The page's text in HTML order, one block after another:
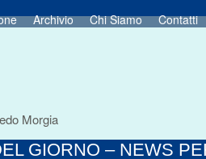
Archivio Chi Siamo Contatti
Morgia
GIORNO – NEWS